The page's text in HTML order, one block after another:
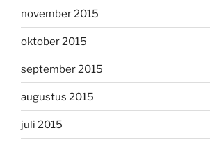
november 2015
oktober 2015
september 2015
augustus 2015
juli 2015